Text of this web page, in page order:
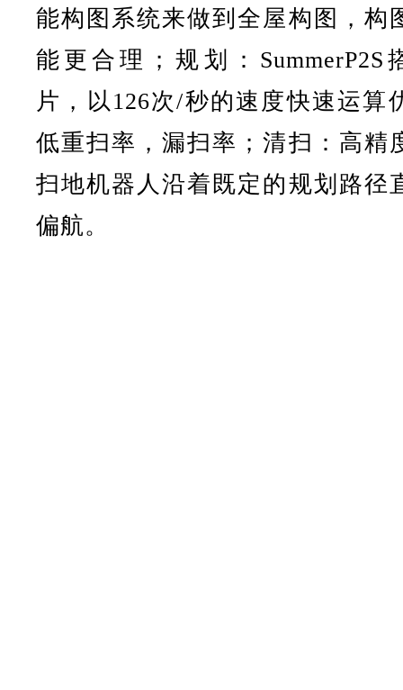
能构图系统来做到全屋构图，构
能更合理；规划：SummerP2S
片，以126次/秒的速度快速运算
低重扫率，漏扫率；清扫：高精
扫地机器人沿着既定的规划路径
偏航。